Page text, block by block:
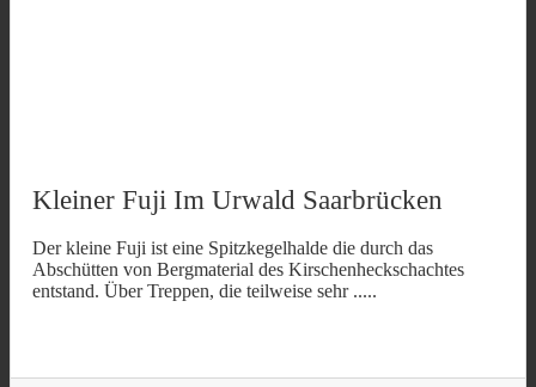
Kleiner Fuji Im Urwald Saarbrücken
Der kleine Fuji ist eine Spitzkegelhalde die durch das
Abschütten von Bergmaterial des Kirschenheckschachtes
entstand. Über Treppen, die teilweise sehr .....